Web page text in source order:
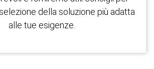
della soluzione più adatta
alle tue esigenze.